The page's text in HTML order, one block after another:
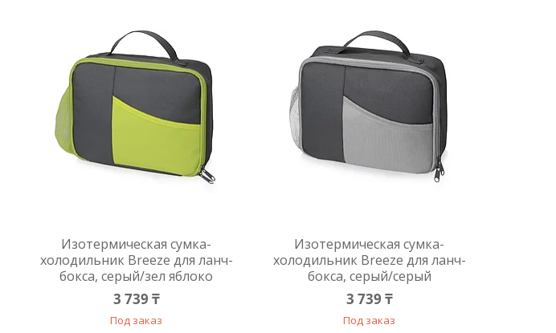
Изотермическая сумка-
холодильник Breeze для ланч-
бокса, серый/зел яблоко
3 739 ₸
Под заказ
Изотермическая сумка-
холодильник Breeze для ланч-
бокса, серый/серый
3 739 ₸
Под заказ